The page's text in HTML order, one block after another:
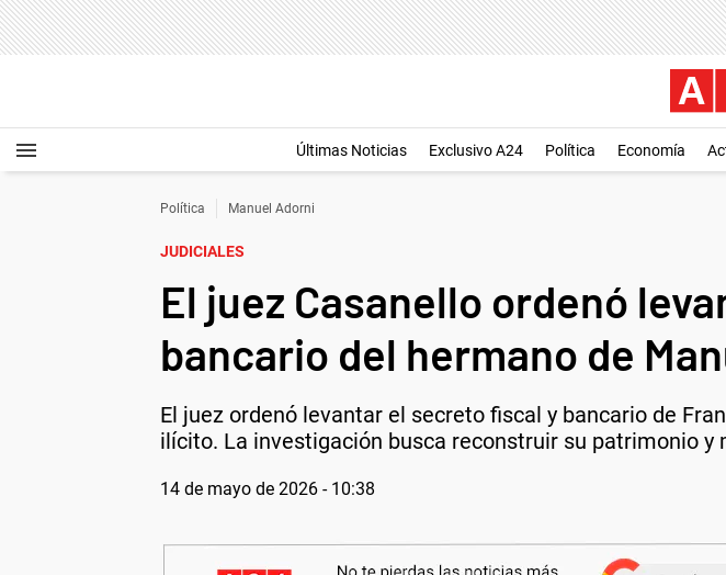
Últimas Noticias Exclusivo A24 Política Economía
Política Manuel Adorni
JUDICIALES
El juez Casanello ordenó
bancario del hermano de
El juez ordenó levantar el secreto fiscal y bancario de
ilícito. La investigación busca reconstruir su patrimonio
14 de mayo de 2026 - 10:38